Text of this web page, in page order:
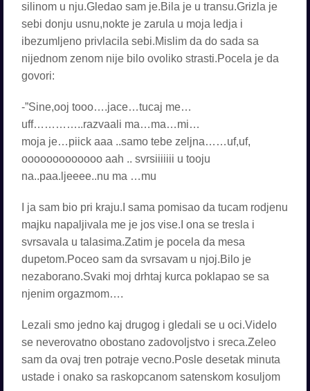
silinom u nju.Gledao sam je.Bila je u transu.Grizla je
sebi donju usnu,nokte je zarula u moja ledja i
ibezumljeno privlacila sebi.Mislim da do sada sa
nijednom zenom nije bilo ovoliko strasti.Pocela je da
govori:
-”Sine,ooj tooo….jace…tucaj me…
uff…………..razvaali ma…ma…mi…
moja je…piick aaa ..samo tebe zeljna……uf,uf,
ooooooooooooo aah .. svrsiiiiiii u tooju
na..paa.ljeeee..nu ma …mu
I ja sam bio pri kraju.I sama pomisao da tucam rodjenu
majku napaljivala me je jos vise.I ona se tresla i
svrsavala u talasima.Zatim je pocela da mesa
dupetom.Poceo sam da svrsavam u njoj.Bilo je
nezaborano.Svaki moj drhtaj kurca poklapao se sa
njenim orgazmom….
Lezali smo jedno kaj drugog i gledali se u oci.Videlo
se neverovatno obostano zadovoljstvo i sreca.Zeleo
sam da ovaj tren potraje vecno.Posle desetak minuta
ustade i onako sa raskopcanom satenskom kosuljom